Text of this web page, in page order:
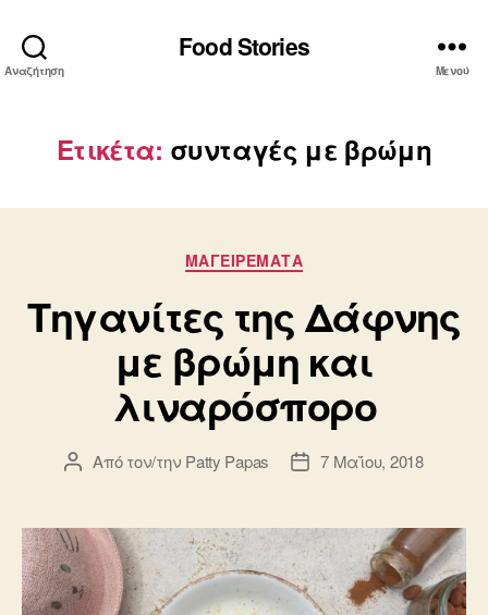
Αναζήτηση
Food Stories
Μενού
Ετικέτα: συνταγές με βρώμη
Κατηγορίες
ΜΑΓΕΙΡΕΜΑΤΑ
Τηγανίτες της Δάφνης
με βρώμη και
λιναρόσπορο
Συντάκτης
Από τον/την Patty Papas
Ημ.7 Μαΐου, 2018